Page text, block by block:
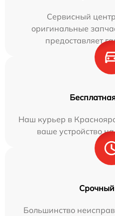
Сервисный
оригинальные
предоставляет
Наш курьер в
ваше устройство
Большинство